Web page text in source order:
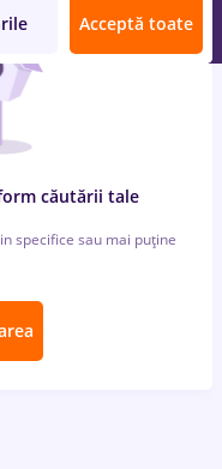
căutării tale
specifice sau mai puține
Acceptă toate